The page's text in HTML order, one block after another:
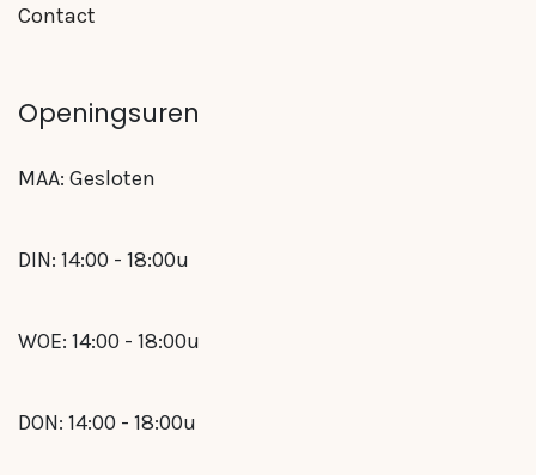
Contact
Openingsuren
MAA: Gesloten
DIN: 14:00 - 18:00u
WOE: 14:00 - 18:00u
DON: 14:00 - 18:00u